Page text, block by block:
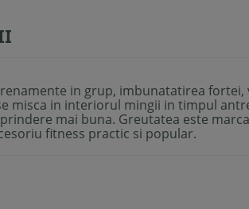
in grup, imbunatatirea fortei,
in interiorul mingii in timpul
mai buna. Greutatea este
fitness practic si popular.